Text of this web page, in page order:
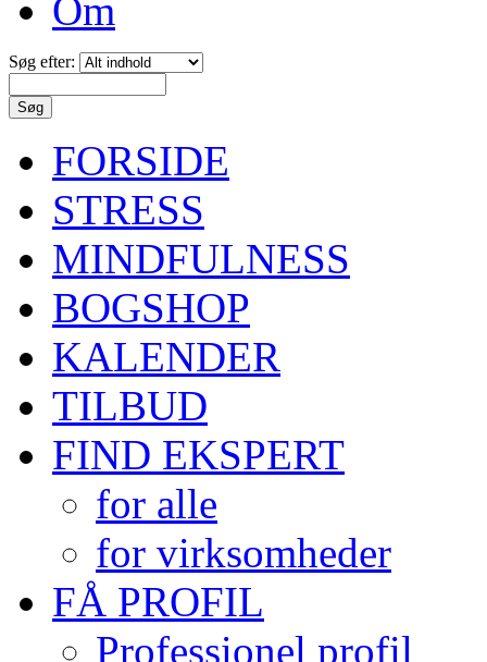
Om
Søg efter:
FORSIDE
STRESS
MINDFULNESS
BOGSHOP
KALENDER
TILBUD
FIND EKSPERT
for alle
for virksomheder
FÅ PROFIL
Professionel profil